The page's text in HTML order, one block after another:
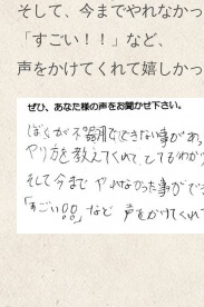
そして、今までやれなか
「すごい！！」など、
声をかけてくれて嬉しかっ